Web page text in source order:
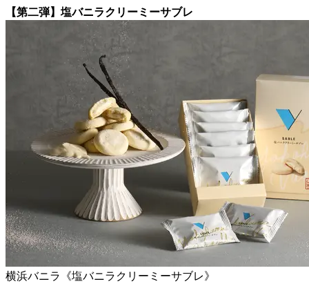
【第二弾】塩バニラクリーミーサブレ
横浜バニラ《塩バニラクリーミーサブレ》